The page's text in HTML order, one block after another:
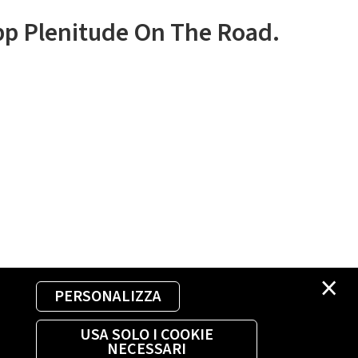
×
PERSONALIZZA
USA SOLO I COOKIE
NECESSARI
Plenitude On The Road.